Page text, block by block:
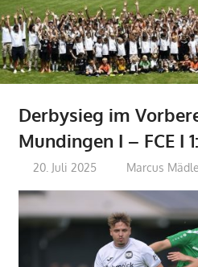
Derbysieg im
Mundingen I – FCE I
20. Juli 2025 Marcus